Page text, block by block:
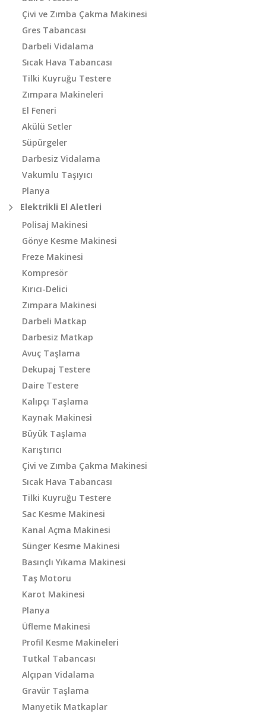
Çivi ve Zımba Çakma Makinesi
Gres Tabancası
Darbeli Vidalama
Sıcak Hava Tabancası
Tilki Kuyruğu Testere
Zımpara Makineleri
El Feneri
Akülü Setler
Süpürgeler
Darbesiz Vidalama
Vakumlu Taşıyıcı
Planya
Elektrikli El Aletleri
Polisaj Makinesi
Gönye Kesme Makinesi
Freze Makinesi
Kompresör
Kırıcı-Delici
Zımpara Makinesi
Darbeli Matkap
Darbesiz Matkap
Avuç Taşlama
Dekupaj Testere
Daire Testere
Kalıpçı Taşlama
Kaynak Makinesi
Büyük Taşlama
Karıştırıcı
Çivi ve Zımba Çakma Makinesi
Sıcak Hava Tabancası
Tilki Kuyruğu Testere
Sac Kesme Makinesi
Kanal Açma Makinesi
Sünger Kesme Makinesi
Basınçlı Yıkama Makinesi
Taş Motoru
Karot Makinesi
Planya
Üfleme Makinesi
Profil Kesme Makineleri
Tutkal Tabancası
Alçıpan Vidalama
Gravür Taşlama
Manyetik Matkaplar